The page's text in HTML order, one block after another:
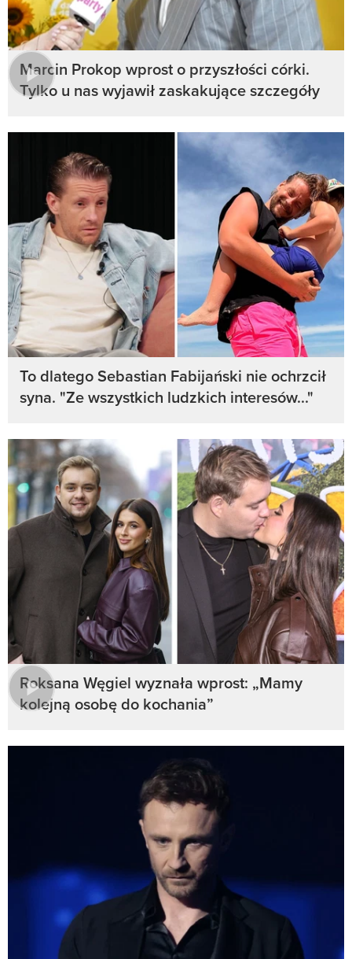
Marcin Prokop wprost o przyszłości córki.
Tylko u nas wyjawił zaskakujące szczegóły
To dlatego Sebastian Fabijański nie ochrzcił
syna. "Ze wszystkich ludzkich interesów..."
Roksana Węgiel wyznała wprost: „Mamy
kolejną osobę do kochania”